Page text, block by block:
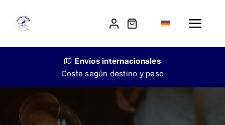
content
Toggle
Unsere Geschichte
Verkauf an Gastronomen
Envíos internacionales
Coste según destino y peso